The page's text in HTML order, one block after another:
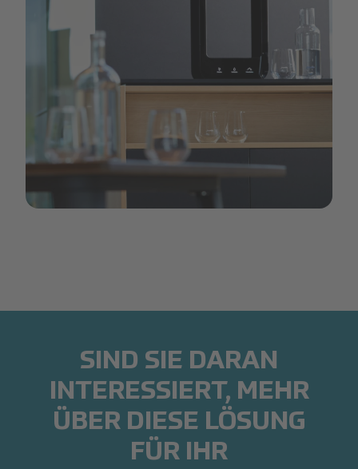
SIND SIE DARAN
INTERESSIERT, MEHR
ÜBER DIESE LÖSUNG
FÜR IHR